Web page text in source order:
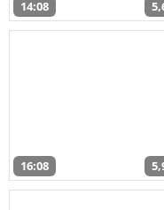
14:08
16:08